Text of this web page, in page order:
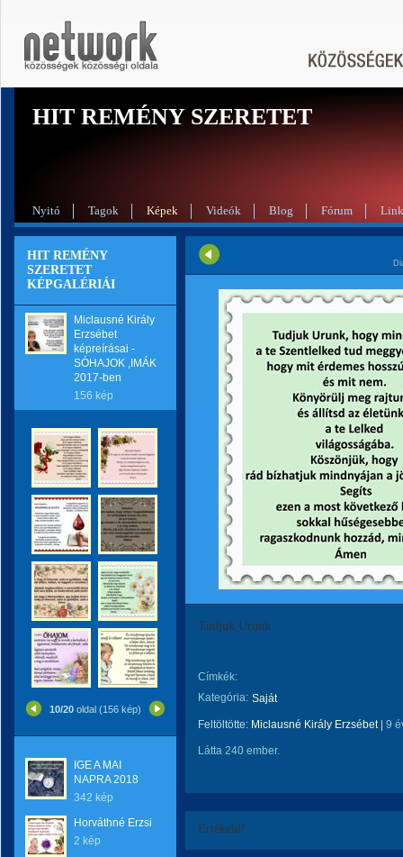
HIT REMÉNY SZERETET
Nyitó Tagok Képek Videók Blog Fórum
HIT REMÉNY
SZERETET
KÉPGALÉRIÁI
Miclausné Király
Erzsébet
képreírásai -
SÓHAJOK ,IMÁK
2017-ben
156 kép
10/20 oldal (156 kép)
IGE A MAI
NAPRA 2018
342 kép
Horváthné Erzsi
2 kép
Tudjuk Urunk
Címkék:
Kategória: Saját
Feltöltötte: Miclausné Király Erzsébet| 9
Látta 240 ember.
Értékeld!